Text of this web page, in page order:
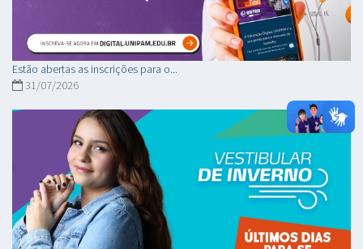
Estão abertas as inscrições para o...
31/07/2026